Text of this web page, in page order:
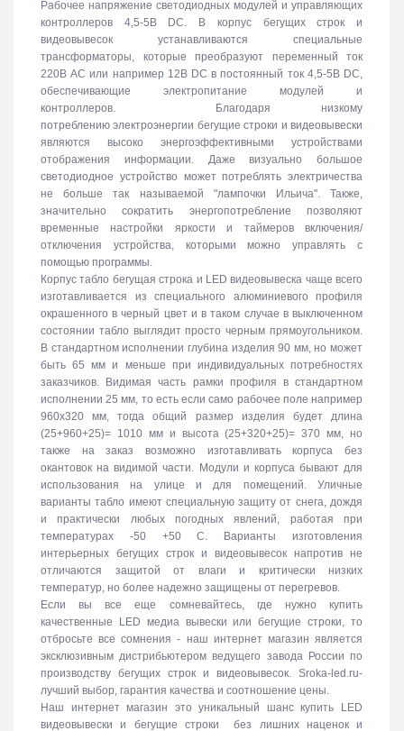
Рабочее напряжение светодиодных модулей и управляющих
контроллеров 4,5-5В DC. В корпус бегущих строк и
видеовывесок устанавливаются специальные
трансформаторы, которые преобразуют переменный ток
220В АС или например 12В DC в постоянный ток 4,5-5В DC,
обеспечивающие электропитание модулей и
контроллеров. Благодаря низкому
потреблению электроэнергии бегущие строки и видеовывески
являются высоко энергоэффективными устройствами
отображения информации. Даже визуально большое
светодиодное устройство может потреблять электричества
не больше так называемой "лампочки Ильича". Также,
значительно сократить энергопотребление позволяют
временные настройки яркости и таймеров включения/
отключения устройства, которыми можно управлять с
помощью программы.
Корпус табло бегущая строка и LED видеовывеска чаще всего
изготавливается из специального алюминиевого профиля
окрашенного в черный цвет и в таком случае в выключенном
состоянии табло выглядит просто черным прямоугольником.
В стандартном исполнении глубина изделия 90 мм, но может
быть 65 мм и меньше при индивидуальных потребностях
заказчиков. Видимая часть рамки профиля в стандартном
исполнении 25 мм, то есть если само рабочее поле например
960х320 мм, тогда общий размер изделия будет длина
(25+960+25)= 1010 мм и высота (25+320+25)= 370 мм, но
также на заказ возможно изготавливать корпуса без
окантовок на видимой части. Модули и корпуса бывают для
использования на улице и для помещений. Уличные
варианты табло имеют специальную защиту от снега, дождя
и практически любых погодных явлений, работая при
температурах -50 +50 C. Варианты изготовления
интерьерных бегущих строк и видеовывесок напротив не
отличаются защитой от влаги и критически низких
температур, но более надежно защищены от перегревов.
Если вы все еще сомневайтесь, где нужно купить
качественные LED медиа вывески или бегущие строки, то
отбросьте все сомнения - наш интернет магазин является
эксклюзивным дистрибьютером ведущего завода России по
производству бегущих строк и видеовывесок. Sroka-led.ru-
лучший выбор, гарантия качества и соотношение цены.
Наш интернет магазин это уникальный шанс купить LED
видеовывески и бегущие строки без лишних наценок и